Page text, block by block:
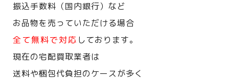
振込手数料（国内銀行）など
お品物を売っていただける場合
全て無料で対応 しております。
現在の宅配買取業者は
送料や梱包代負担のケースが多く